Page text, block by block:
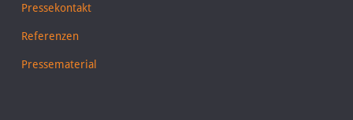
Pressekontakt
Referenzen
Pressematerial